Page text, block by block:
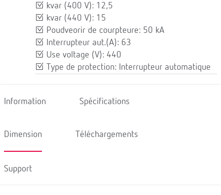
kvar (400 V): 12,5
kvar (440 V): 15
Poudveorir de courpteure: 50 kA
Interrupteur aut.(A): 63
Use voltage (V): 440
Type de protection: Interrupteur automatique
Information Spécifications
Dimension Téléchargements
Support